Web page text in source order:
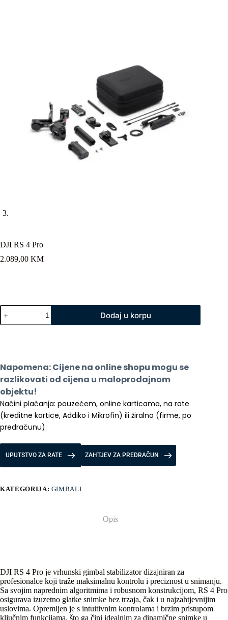
DJI RS 4 Pro
2.089,00 KM
DJI
RS
4
Dodaj u korpu
Napomena: Cijene na online shopu mogu se
razlikovati od cijena u maloprodajnom
objektu!
Načini plaćanja: pouzećem, online karticama, na rate
(kreditne kartice, Addiko i Mikrofin) ili žiralno (firme, po
predračunu).
UPUTSTVO ZA RATE ZAHTJEV ZA PREDRAČUN
KATEGORIJA: GIMBALI
Opis
DJI RS 4 Pro je vrhunski gimbal stabilizator dizajniran za
profesionalce koji traže maksimalnu kontrolu i preciznost u snimanju.
Sa svojim naprednim algoritmima i robusnom konstrukcijom, RS 4 Pro
osigurava izuzetno glatke snimke bez trzaja, čak i u najzahtjevnijim
uslovima. Opremljen je s intuitivnim kontrolama i brzim pristupom
ključnim funkcijama, što ga čini idealnim za dinamične snimke u